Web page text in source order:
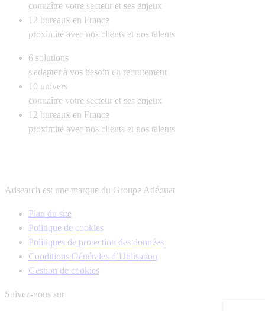
connaître votre secteur et ses enjeux
12 bureaux en France
proximité avec nos clients et nos talents
6 solutions
s'adapter à vos besoin en recrutement
10 univers
connaître votre secteur et ses enjeux
12 bureaux en France
proximité avec nos clients et nos talents
Adsearch est une marque du Groupe Adéquat
Plan du site
Politique de cookies
Politiques de protection des données
Conditions Générales d’Utilisation
Gestion de cookies
Suivez-nous sur